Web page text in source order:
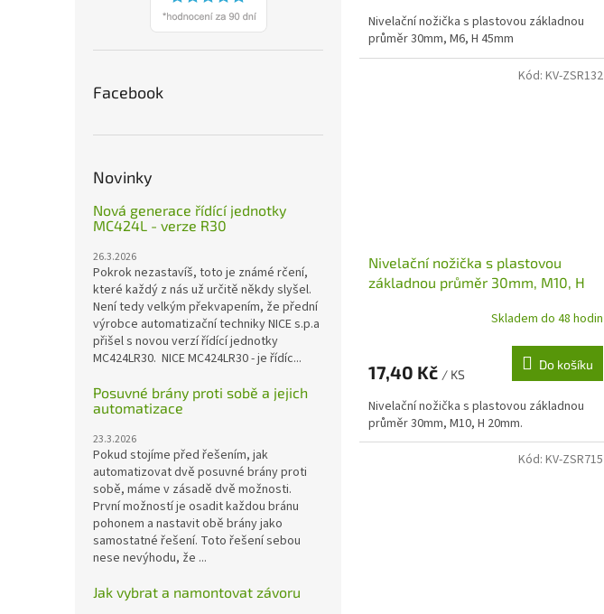
Facebook
Novinky
Nová generace řídící jednotky
MC424L - verze R30
26.3.2026
Pokrok nezastavíš, toto je známé rčení,
které každý z nás už určitě někdy slyšel.
Není tedy velkým překvapením, že přední
výrobce automatizační techniky NICE s.p.a
přišel s novou verzí řídící jednotky
MC424LR30. NICE MC424LR30 - je řídíc...
Posuvné brány proti sobě a jejich
automatizace
23.3.2026
Pokud stojíme před řešením, jak
automatizovat dvě posuvné brány proti
sobě, máme v zásadě dvě možnosti.
První možností je osadit každou bránu
pohonem a nastavit obě brány jako
samostatné řešení. Toto řešení sebou
nese nevýhodu, že ...
Jak vybrat a namontovat závoru
Nivelační nožička s plastovou základnou
průměr 30mm, M6, H 45mm
Nivelační nožička s plastovou
základnou průměr 30mm, M10, H
Skladem do 48 hodin
17,40 Kč / KS
Do košíku
Nivelační nožička s plastovou základnou
průměr 30mm, M10, H 20mm.
Kód: KV-ZSR132
Kód: KV-ZSR715